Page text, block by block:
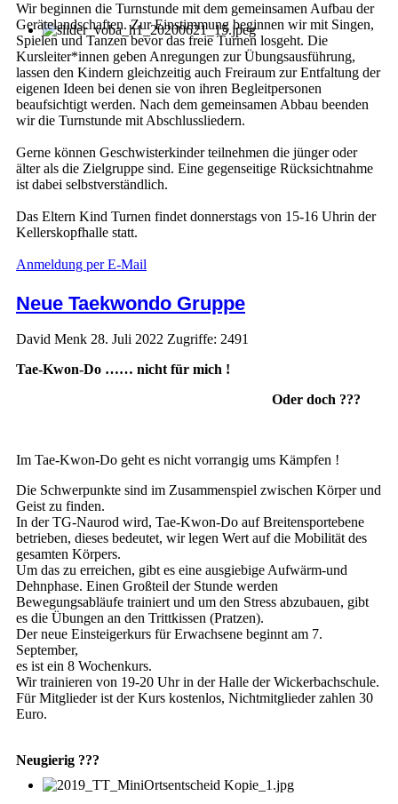
Wir beginnen die Turnstunde mit dem gemeinsamen Aufbau der
Gerätelandschaften. Zur Einstimmung beginnen wir mit Singen,
Spielen und Tanzen bevor das freie Turnen losgeht. Die
Kursleiter*innen geben Anregungen zur Übungsausführung,
lassen den Kindern gleichzeitig auch Freiraum zur Entfaltung der
eigenen Ideen bei denen sie von ihren Begleitpersonen
beaufsichtigt werden. Nach dem gemeinsamen Abbau beenden
wir die Turnstunde mit Abschlussliedern.
Gerne können Geschwisterkinder teilnehmen die jünger oder
älter als die Zielgruppe sind. Eine gegenseitige Rücksichtnahme
ist dabei selbstverständlich.
Das Eltern Kind Turnen findet donnerstags von 15-16 Uhrin der
Kellerskopfhalle statt.
Anmeldung per E-Mail
Neue Taekwondo Gruppe
David Menk 28. Juli 2022 Zugriffe: 2491
Tae-Kwon-Do …… nicht für mich !
Oder doch ???
Im Tae-Kwon-Do geht es nicht vorrangig ums Kämpfen !
Die Schwerpunkte sind im Zusammenspiel zwischen Körper und
Geist zu finden.
In der TG-Naurod wird, Tae-Kwon-Do auf Breitensportebene
betrieben, dieses bedeutet, wir legen Wert auf die Mobilität des
gesamten Körpers.
Um das zu erreichen, gibt es eine ausgiebige Aufwärm-und
Dehnphase. Einen Großteil der Stunde werden
Bewegungsabläufe trainiert und um den Stress abzubauen, gibt
es die Übungen an den Trittkissen (Pratzen).
Der neue Einsteigerkurs für Erwachsene beginnt am 7.
September,
es ist ein 8 Wochenkurs.
Wir trainieren von 19-20 Uhr in der Halle der Wickerbachschule.
Für Mitglieder ist der Kurs kostenlos, Nichtmitglieder zahlen 30
Euro.
Neugierig ???